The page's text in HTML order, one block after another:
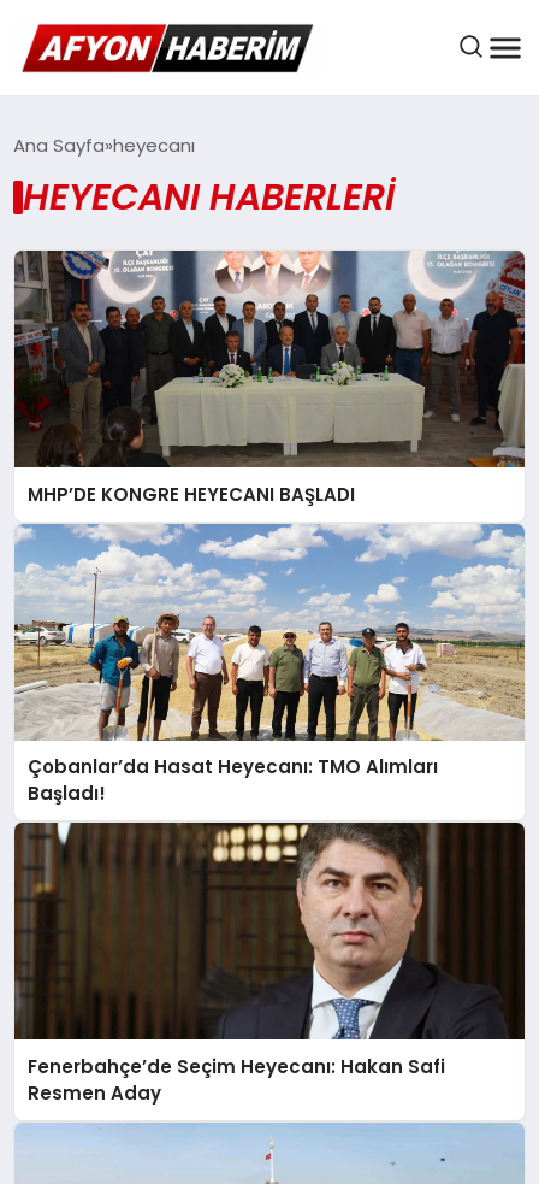
AFYON HABER
BELEDIYELER
EKONOMI
DÜNYA
SPOR
MAGAZIN
SAĞLIK
Ana Sayfa heyecanı
HEYECANI HABERLERI
MHP’DE KONGRE HEYECANI BAŞLADI
Çobanlar’da Hasat Heyecanı: TMO Alımları
Başladı!
Fenerbahçe’de Seçim Heyecanı: Hakan Safi
Resmen Aday